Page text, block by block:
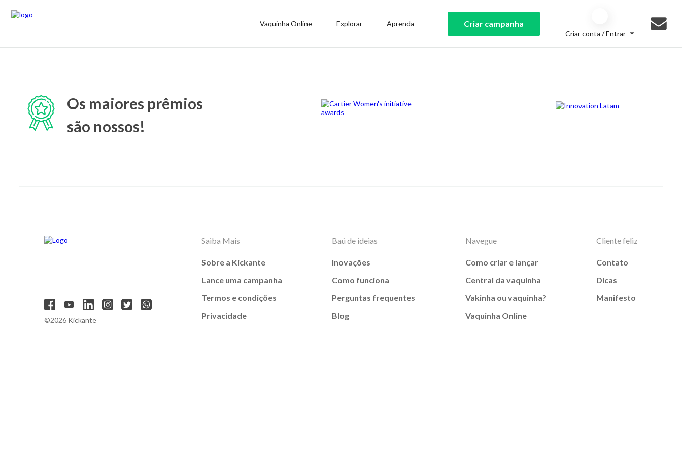
Vaquinha Online Explorar Aprenda Criar campanha
Criar conta / Entrar
Os maiores prêmios
são nossos!
©2026 Kickante
Saiba Mais
Sobre a Kickante
Lance uma campanha
Termos e condições
Privacidade
Baú de ideias
Inovações
Como funciona
Perguntas frequentes
Blog
Navegue
Como criar e lançar
Central da vaquinha
Vakinha ou vaquinha?
Vaquinha Online
Cliente feliz
Contato
Dicas
Manifesto